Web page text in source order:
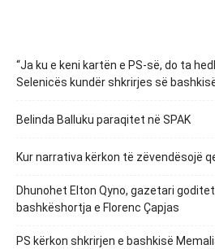
“Ja ku e keni kartën e PS-së, do ta
Selenicës kundër shkrirjes së
Belinda Balluku paraqitet në SPAK
Kur narrativa kërkon të zëvendësojë
Dhunohet Elton Qyno, gazetari
bashkëshortja e Florenc Çapjas
PS kërkon shkrirjen e bashkisë